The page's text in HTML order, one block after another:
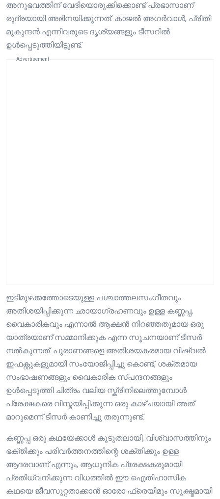
അനുഭവത്തിന് വേദിയൊരുക്കിക്കൊണ്ട് പ്രഭാസാണ്
രുദ്രയായി അഭിനയിക്കുന്നത്. കാജൽ അഗർവാൾ, പ്രീതി
മുകുന്ദൻ എന്നിവരുടെ ദൃശ്യങ്ങളും ടീസറിൽ
ഉൾപ്പെടുത്തിയിട്ടുണ്ട്.
Advertisement
ഇടിമുഴക്കത്തോടെയുള്ള പശ്ചാത്തലസംഗീതവും
അതിശയിപ്പിക്കുന്ന ഛായാഗ്രഹണവും ഉള്ള കണ്ണപ്പ,
വൈകാരികവും എന്നാൽ ആക്ഷൻ നിറഞ്ഞതുമായ ഒരു
യാത്രയാണ് സമ്മാനിക്കുക എന്ന സൂചനയാണ് ടീസർ
നൽകുന്നത്. പുരാണങ്ങളെ അതിശയകരമായ വിഷ്വൽ
ഇഫക്റ്റുകളുമായി സംയോജിപ്പിച്ചു കൊണ്ട്, ശക്തമായ
സംഭാഷണങ്ങളും വൈകാരിക സ്പന്ദനങ്ങളും
ഉൾപ്പെടുത്തി ചിത്രം വലിയ സ്ക്രീനിലെത്തുമ്പോൾ
പ്രേക്ഷകരെ വിസ്മയിപ്പിക്കുന്ന ഒരു കാഴ്ചയായി അത്
മാറുമെന്ന് ടീസർ കാണിച്ചു തരുന്നുണ്ട്.
കണ്ണപ്പ ഒരു കഥയേക്കാൾ കൂടുതലായി, വിശ്വാസത്തിനും
ഭക്തിക്കും പരിവർത്തനത്തിന്റെ ശക്തിക്കും ഉള്ള
ആദരവാണ് എന്നും, ആധുനിക പ്രേക്ഷകരുമായി
പ്രതിധ്വനിക്കുന്ന വിധത്തിൽ ഈ ഐതിഹാസിക
കഥയെ ജീവസുറ്റതാക്കാൻ ഓരോ ഫ്രെയിമും സൂക്ഷ്മമായി